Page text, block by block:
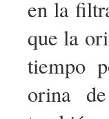
en la
que la
tiempo
orina